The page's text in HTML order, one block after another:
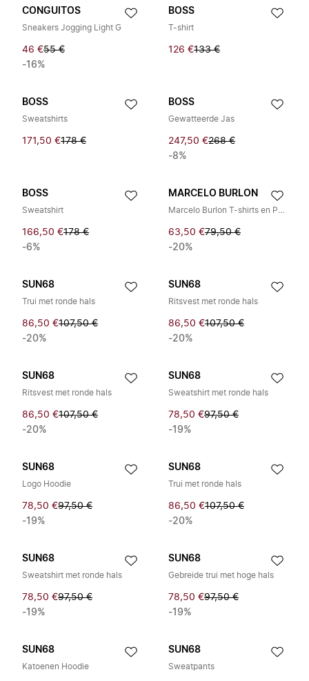
CONGUITOS
Sneakers Jogging Light G
46 €55 €
-16%
BOSS
T-shirt
126 €133 €
BOSS
Sweatshirts
171,50 €178 €
BOSS
Gewatteerde Jas
247,50 €268 €
-8%
BOSS
Sweatshirt
166,50 €178 €
-6%
MARCELO BURLON
Marcelo Burlon T-shirts en Poloshirts
63,50 €79,50 €
-20%
SUN68
Trui met ronde hals
86,50 €107,50 €
-20%
SUN68
Ritsvest met ronde hals
86,50 €107,50 €
-20%
SUN68
Ritsvest met ronde hals
86,50 €107,50 €
-20%
SUN68
Sweatshirt met ronde hals
78,50 €97,50 €
-19%
SUN68
Logo Hoodie
78,50 €97,50 €
-19%
SUN68
Trui met ronde hals
86,50 €107,50 €
-20%
SUN68
Sweatshirt met ronde hals
78,50 €97,50 €
-19%
SUN68
Gebreide trui met hoge hals
78,50 €97,50 €
-19%
SUN68
Katoenen Hoodie
SUN68
Sweatpants